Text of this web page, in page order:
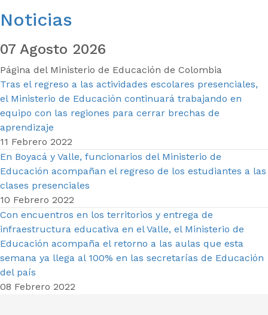
Noticias
07 Agosto 2026
Página del Ministerio de Educación de Colombia
Tras el regreso a las actividades escolares presenciales,
el Ministerio de Educación continuará trabajando en
equipo con las regiones para cerrar brechas de
aprendizaje
11 Febrero 2022
En Boyacá y Valle, funcionarios del Ministerio de
Educación acompañan el regreso de los estudiantes a las
clases presenciales
10 Febrero 2022
Con encuentros en los territorios y entrega de
infraestructura educativa en el Valle, el Ministerio de
Educación acompaña el retorno a las aulas que esta
semana ya llega al 100% en las secretarías de Educación
del país
08 Febrero 2022